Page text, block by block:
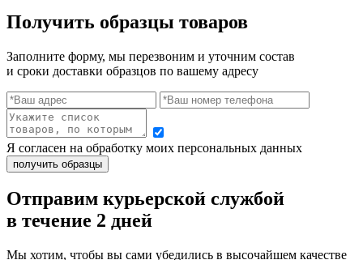
Получить образцы товаров
Заполните форму, мы перезвоним и уточним состав
и сроки доставки образцов по вашему адресу
Я согласен на обработку моих персональных данных
Отправим курьерской службой
в течение 2 дней
Мы хотим, чтобы вы сами убедились в высочайшем качестве